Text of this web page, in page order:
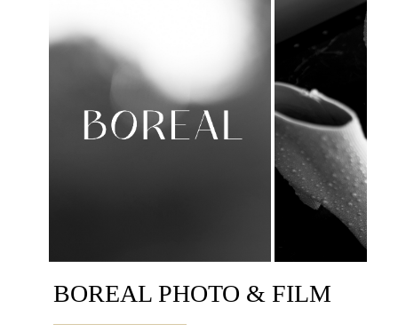
BOREAL PHOTO & FILM